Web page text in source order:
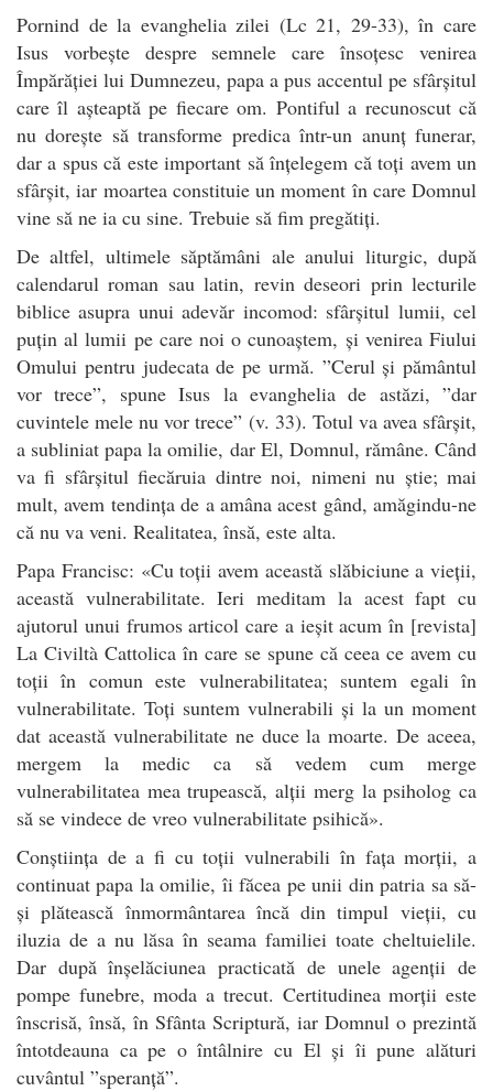
Pornind de la evanghelia zilei (Lc 21, 29-33), în care
Isus vorbește despre semnele care însoțesc venirea
Împărăției lui Dumnezeu, papa a pus accentul pe sfârșitul
care îl așteaptă pe fiecare om. Pontiful a recunoscut că
nu dorește să transforme predica într-un anunț funerar,
dar a spus că este important să înțelegem că toți avem un
sfârșit, iar moartea constituie un moment în care Domnul
vine să ne ia cu sine. Trebuie să fim pregătiți.
De altfel, ultimele săptămâni ale anului liturgic, după
calendarul roman sau latin, revin deseori prin lecturile
biblice asupra unui adevăr incomod: sfârșitul lumii, cel
puțin al lumii pe care noi o cunoaștem, și venirea Fiului
Omului pentru judecata de pe urmă. ”Cerul și pământul
vor trece”, spune Isus la evanghelia de astăzi, ”dar
cuvintele mele nu vor trece” (v. 33). Totul va avea sfârșit,
a subliniat papa la omilie, dar El, Domnul, rămâne. Când
va fi sfârșitul fiecăruia dintre noi, nimeni nu știe; mai
mult, avem tendința de a amâna acest gând, amăgindu-ne
că nu va veni. Realitatea, însă, este alta.
Papa Francisc: «Cu toții avem această slăbiciune a vieții,
această vulnerabilitate. Ieri meditam la acest fapt cu
ajutorul unui frumos articol care a ieșit acum în [revista]
La Civiltà Cattolica în care se spune că ceea ce avem cu
toții în comun este vulnerabilitatea; suntem egali în
vulnerabilitate. Toți suntem vulnerabili și la un moment
dat această vulnerabilitate ne duce la moarte. De aceea,
mergem la medic ca să vedem cum merge
vulnerabilitatea mea trupească, alții merg la psiholog ca
să se vindece de vreo vulnerabilitate psihică».
Conștiința de a fi cu toții vulnerabili în fața morții, a
continuat papa la omilie, îi făcea pe unii din patria sa să-
și plătească înmormântarea încă din timpul vieții, cu
iluzia de a nu lăsa în seama familiei toate cheltuielile.
Dar după înșelăciunea practicată de unele agenții de
pompe funebre, moda a trecut. Certitudinea morții este
înscrisă, însă, în Sfânta Scriptură, iar Domnul o prezintă
întotdeauna ca pe o întâlnire cu El și îi pune alături
cuvântul ”speranță”.